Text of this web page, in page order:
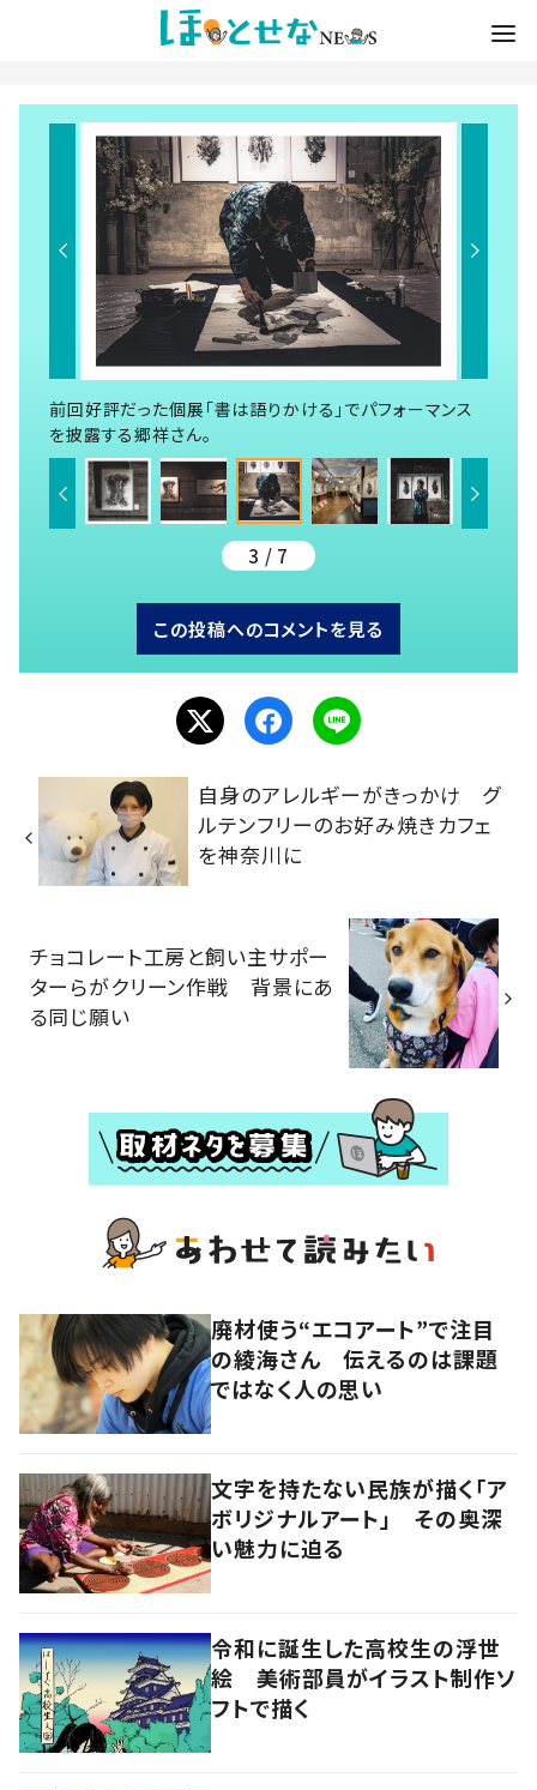
前回好評だった個展「書は語りかける」でパフォーマンス
を披露する郷祥さん。
3 / 7
この投稿へのコメントを見る
自身のアレルギーがきっかけ グ
ルテンフリーのお好み焼きカフェ
を神奈川に
チョコレート工房と飼い主サポー
ターらがクリーン作戦 背景にあ
る同じ願い
廃材使う“エコアート”で注目
の綾海さん 伝えるのは課題
ではなく人の思い
文字を持たない民族が描く「ア
ボリジナルアート」 その奥深
い魅力に迫る
令和に誕生した高校生の浮世
絵 美術部員がイラスト制作ソ
フトで描く